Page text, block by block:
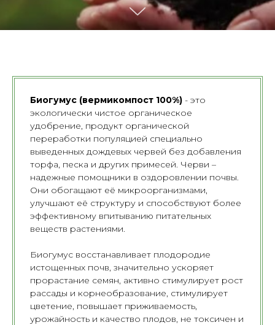
Биогумус (вермикомпост 100%) - это
экологически чистое органическое
удобрение, продукт органической
переработки популяцией специально
выведенных дождевых червей без добавления
торфа, песка и других примесей. Черви –
надежные помощники в оздоровлении почвы.
Они обогащают её микроорганизмами,
улучшают её структуру и способствуют более
эффективному впитыванию питательных
веществ растениями.
Биогумус восстанавливает плодородие
истощенных почв, значительно ускоряет
прорастание семян, активно стимулирует рост
рассады и корнеобразование, стимулирует
цветение, повышает приживаемость,
урожайность и качество плодов, не токсичен и